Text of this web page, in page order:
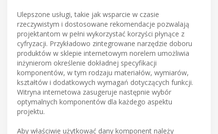
Ulepszone usługi, takie jak wsparcie w czasie
rzeczywistym i dostosowane rekomendacje pozwalają
projektantom w pełni wykorzystać korzyści płynące z
cyfryzacji. Przykładowo zintegrowane narzędzie doboru
produktów w sklepie internetowym norelem umożliwia
inżynierom określenie dokładnej specyfikacji
komponentów, w tym rodzaju materiałów, wymiarów,
kształtów i dodatkowych wymagań dotyczących funkcji.
Witryna internetowa zasugeruje następnie wybór
optymalnych komponentów dla każdego aspektu
projektu.
Aby właściwie użytkować dany komponent należy